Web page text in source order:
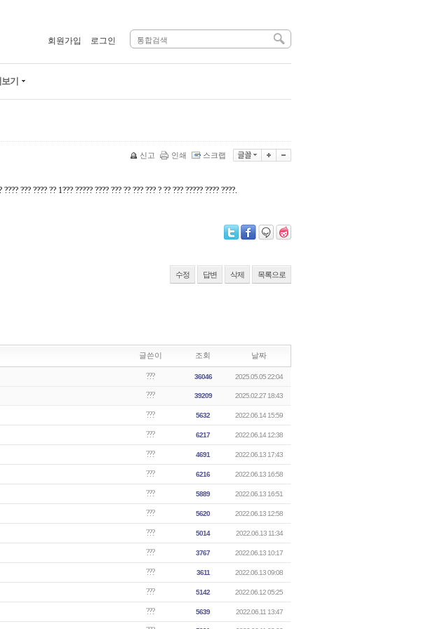
회원가입 로그인
기
신고 인쇄 스크랩
??? ???? ?? 1??? ????? ???? ??? ?? ??? ??? ? ?? ??? ????? ???? ????.
수정 답변 삭제 목록으로
글쓴이 조회 날짜
??? 36046 2025.05.05 22:04
??? 39209 2025.02.27 18:43
??? 5632 2022.06.14 15:59
??? 6217 2022.06.14 12:38
??? 4691 2022.06.13 17:43
??? 6216 2022.06.13 16:58
??? 5889 2022.06.13 16:51
??? 5620 2022.06.13 12:58
??? 5014 2022.06.13 11:34
??? 3767 2022.06.13 10:17
??? 3611 2022.06.13 09:08
??? 5142 2022.06.12 05:25
??? 5639 2022.06.11 13:47